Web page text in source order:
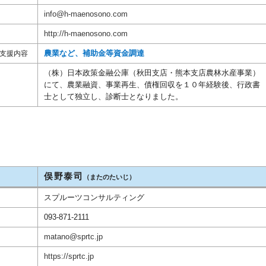
info@h-maenosono.com
http://h-maenosono.com
援内容 農業など、補助金等資金調達
（株）日本政策金融公庫（秋田支店・熊本支店農林水産事業）
にて、農業融資、事業再生、債権回収を１０年経験後、行政書
士として独立し、診断士となりました。
俣野泰司 （またのたいじ）
スプルーツコンサルティング
093-871-2111
matano@sprtc.jp
https://sprtc.jp